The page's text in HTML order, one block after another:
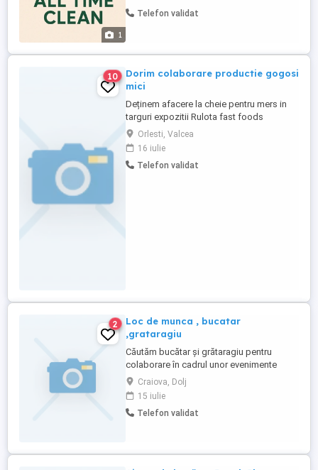
1
Telefon validat
10
Dorim colaborare productie gogosi
mici
Deținem afacere la cheie pentru mers in
targuri expozitii Rulota fast foods
productie diverse gogosi si sau mici
Dorim sa gasim 1-2 persoane care sa se
ocupe de afacere . Colaborarea se poate
discuta in functie de implicarea dorita!
Orlesti, Valcea
16 iulie
Telefon validat
2
Loc de munca , bucatar
,grataragiu
Căutăm bucătar și grătaragiu pentru
colaborare în cadrul unor evenimente
organizate periodic (nunți, botezuri,
petreceri private, evenimente corporate
etc.). Program flexibil, activitatea se
desfășoară doar în anumite perioade, în
Craiova, Dolj
15 iulie
Telefon validat